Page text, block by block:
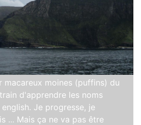
macareux moines (puffins) du
d'apprendre les noms
Je progresse, je
... Mais ça ne va pas être